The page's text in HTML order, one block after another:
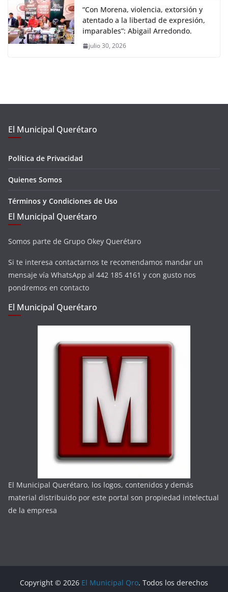
“Con Morena, violencia, extorsión y
atentado a la libertad de expresión,
imparables”: Abigail Arredondo.
julio 30, 2026
El Municipal Querétaro
Política de Privacidad
Quienes Somos
Términos y Condiciones de Uso
El Municipal Querétaro
Somos parte de Grupo Okey Querétaro
Si te interesa contactarnos te recomendamos mandar un
mensaje vía WhatsApp al 442 185 4161 y con gusto nos
pondremos en contacto
El Municipal Querétaro
El Municipal Querétaro, los logos, contenidos y demás
material distribuido por este portal son propiedad intelectual
de la empresa
Copyright © 2026 El Municipal Qro. Todos los derechos